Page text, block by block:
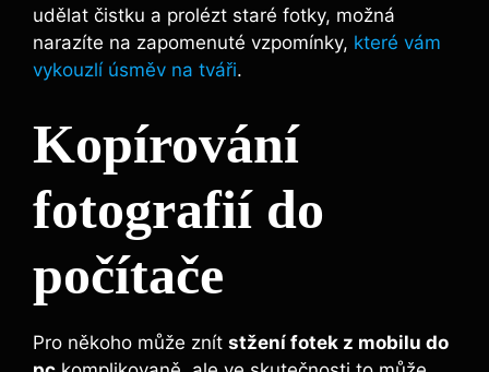
udělat čistku a prolézt staré fotky, možná
narazíte na zapomenuté vzpomínky, které vám
vykouzlí úsměv na tváři.
Kopírování
fotografií do
počítače
Pro někoho může znít stžení fotek z mobilu do